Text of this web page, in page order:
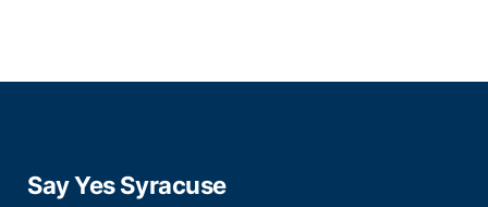
Say Yes Syracuse